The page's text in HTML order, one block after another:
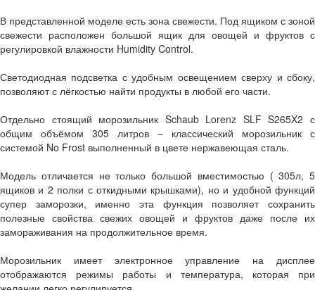
В представленной моделе есть зона свежести. Под ящиком с зоной
свежести расположен большой ящик для овощей и фруктов с
регулировкой влажности Humidity Control.
Светодиодная подсветка с удобным освещением сверху и сбоку,
позволяют с лёгкостью найти продукты в любой его части.
Отдельно стоящий морозильник Schaub Lorenz SLF S265X2 с
общим объёмом 305 литров – классический морозильник с
системой No Frost выполненный в цвете нержавеющая сталь.
Модель отличается не только большой вместимостью ( 305л, 5
ящиков и 2 полки с откидными крышками), но и удобной функций
супер заморозки, именно эта функция позволяет сохранить
полезные свойства свежих овощей и фруктов даже после их
замораживания на продолжительное время.
Морозильник имеет электронное управление на дисплее
отображаются режимы работы и температура, которая при